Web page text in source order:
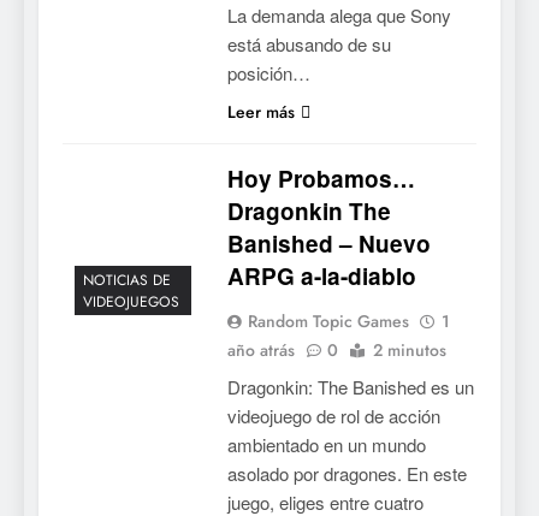
La demanda alega que Sony
está abusando de su
posición…
Leer más
NOTICIAS DE
VIDEOJUEGOS
Hoy Probamos…
Dragonkin The
Banished – Nuevo
ARPG a-la-diablo
Random Topic Games
1
año atrás
0 2 minutos
Dragonkin: The Banished es un
videojuego de rol de acción
ambientado en un mundo
asolado por dragones. En este
juego, eliges entre cuatro